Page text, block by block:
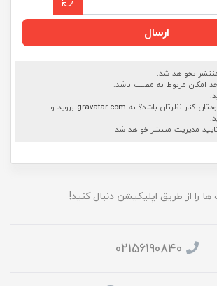
ارسال
نخواهد شد.
امکان مربوط به مطلب باشد.
کنار نظرتان باشد؟ به gravatar.com بروید و
مدیریت منتشر خواهد شد
را از طریق اپلیکیشن دنبال کنید!
02156190840